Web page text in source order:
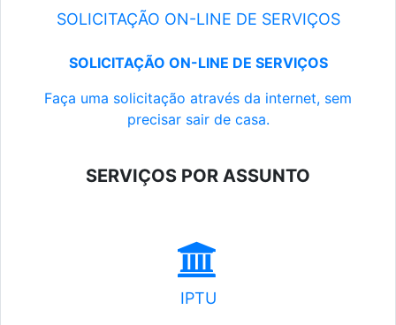
SOLICITAÇÃO ON-LINE DE SERVIÇOS
SOLICITAÇÃO ON-LINE DE SERVIÇOS
Faça uma solicitação através da internet, sem
precisar sair de casa.
SERVIÇOS POR ASSUNTO
IPTU